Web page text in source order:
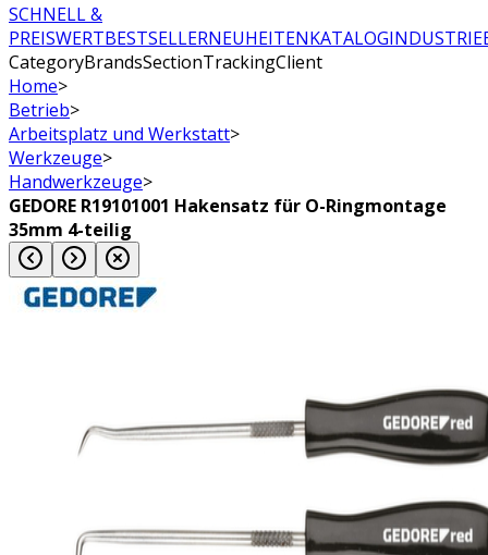
SCHNELL &
PREISWERTBESTSELLERNEUHEITENKATALOG
CategoryBrandsSectionTrackingClient
Home>
Betrieb>
Arbeitsplatz und Werkstatt>
Werkzeuge>
Handwerkzeuge>
GEDORE R19101001 Hakensatz für O-Ringmontage
35mm 4-teilig